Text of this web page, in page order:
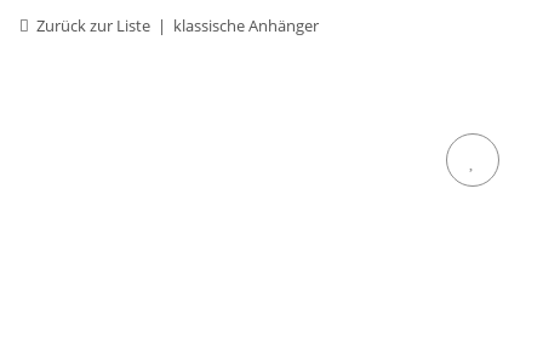
Zurück zur Liste klassische Anhänger